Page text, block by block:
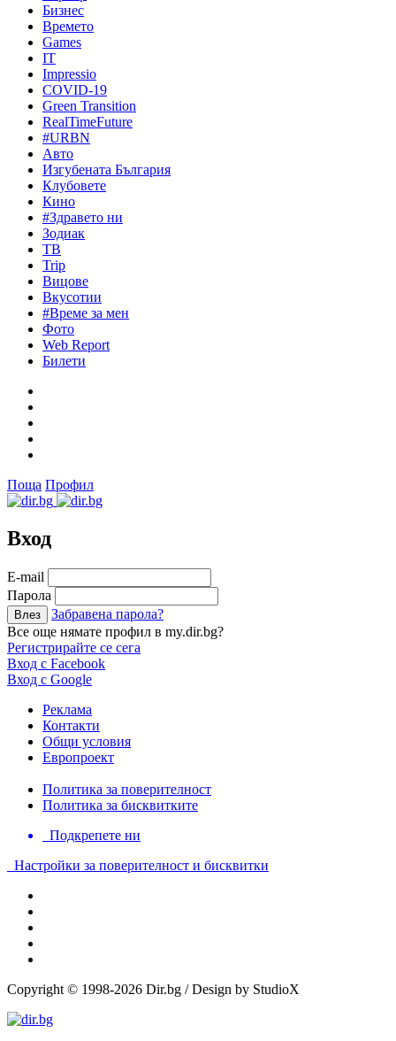
Бизнес
Времето
Games
IT
Impressio
COVID-19
Green Transition
RealTimeFuture
#URBN
Авто
Изгубената България
Клубовете
Кино
#Здравето ни
Зодиак
ТВ
Trip
Вицове
Вкусотии
#Време за мен
Фото
Web Report
Билети
Поща Профил
Вход
Е-mail
Парола
Забравена парола?
Все още нямате профил в my.dir.bg?
Регистрирайте се сега
Вход с Facebook
Вход с Google
Реклама
Контакти
Общи условия
Европроект
Политика за поверителност
Политика за бисквитките
Подкрепете ни
Настройки за поверителност и бисквитки
Copyright © 1998-2026 Dir.bg / Design by StudioX